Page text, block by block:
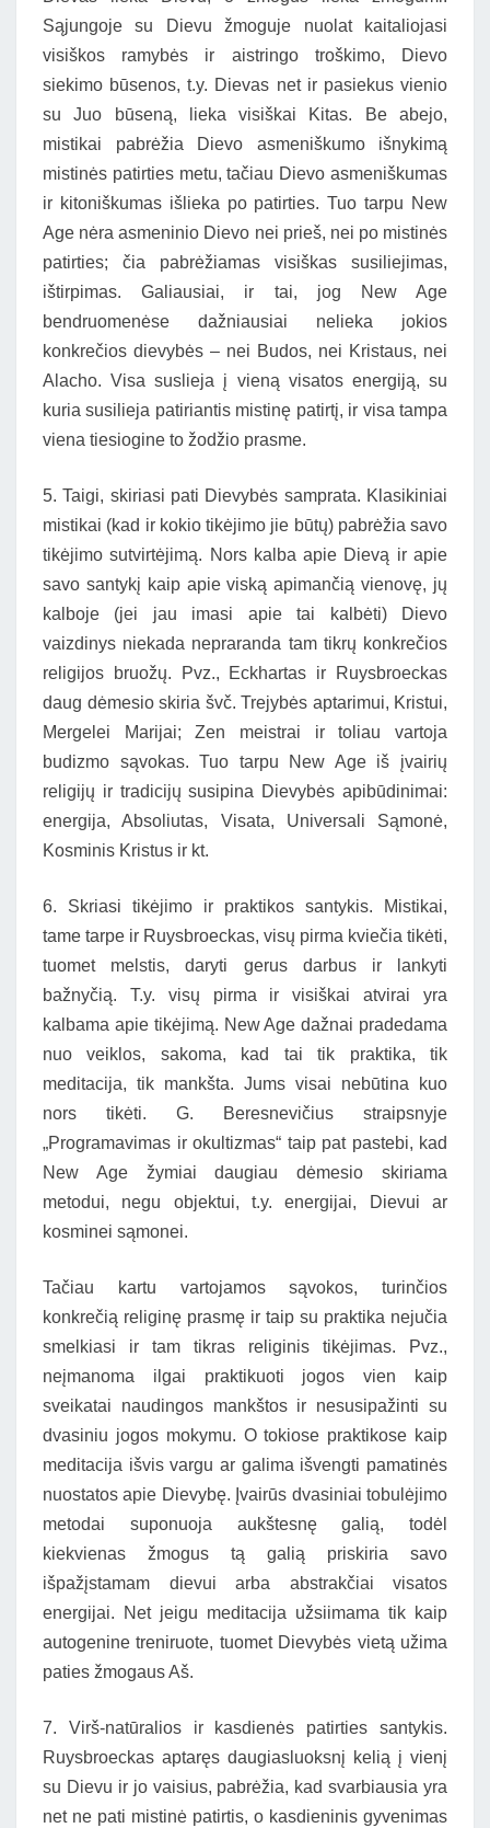
Sąjungoje su Dievu žmoguje nuolat kaitaliojasi
visiškos ramybės ir aistringo troškimo, Dievo
siekimo būsenos, t.y. Dievas net ir pasiekus vienio
su Juo būseną, lieka visiškai Kitas. Be abejo,
mistikai pabrėžia Dievo asmeniškumo išnykimą
mistinės patirties metu, tačiau Dievo asmeniškumas
ir kitoniškumas išlieka po patirties. Tuo tarpu New
Age nėra asmeninio Dievo nei prieš, nei po mistinės
patirties; čia pabrėžiamas visiškas susiliejimas,
ištirpimas. Galiausiai, ir tai, jog New Age
bendruomenėse dažniausiai nelieka jokios
konkrečios dievybės – nei Budos, nei Kristaus, nei
Alacho. Visa suslieja į vieną visatos energiją, su
kuria susilieja patiriantis mistinę patirtį, ir visa tampa
viena tiesiogine to žodžio prasme.
5. Taigi, skiriasi pati Dievybės samprata. Klasikiniai
mistikai (kad ir kokio tikėjimo jie būtų) pabrėžia savo
tikėjimo sutvirtėjimą. Nors kalba apie Dievą ir apie
savo santykį kaip apie viską apimančią vienovę, jų
kalboje (jei jau imasi apie tai kalbėti) Dievo
vaizdinys niekada nepraranda tam tikrų konkrečios
religijos bruožų. Pvz., Eckhartas ir Ruysbroeckas
daug dėmesio skiria švč. Trejybės aptarimui, Kristui,
Mergelei Marijai; Zen meistrai ir toliau vartoja
budizmo sąvokas. Tuo tarpu New Age iš įvairių
religijų ir tradicijų susipina Dievybės apibūdinimai:
energija, Absoliutas, Visata, Universali Sąmonė,
Kosminis Kristus ir kt.
6. Skriasi tikėjimo ir praktikos santykis. Mistikai,
tame tarpe ir Ruysbroeckas, visų pirma kviečia tikėti,
tuomet melstis, daryti gerus darbus ir lankyti
bažnyčią. T.y. visų pirma ir visiškai atvirai yra
kalbama apie tikėjimą. New Age dažnai pradedama
nuo veiklos, sakoma, kad tai tik praktika, tik
meditacija, tik mankšta. Jums visai nebūtina kuo
nors tikėti. G. Beresnevičius straipsnyje
„Programavimas ir okultizmas“ taip pat pastebi, kad
New Age žymiai daugiau dėmesio skiriama
metodui, negu objektui, t.y. energijai, Dievui ar
kosminei sąmonei.
Tačiau kartu vartojamos sąvokos, turinčios
konkrečią religinę prasmę ir taip su praktika nejučia
smelkiasi ir tam tikras religinis tikėjimas. Pvz.,
neįmanoma ilgai praktikuoti jogos vien kaip
sveikatai naudingos mankštos ir nesusipažinti su
dvasiniu jogos mokymu. O tokiose praktikose kaip
meditacija išvis vargu ar galima išvengti pamatinės
nuostatos apie Dievybę. Įvairūs dvasiniai tobulėjimo
metodai suponuoja aukštesnę galią, todėl
kiekvienas žmogus tą galią priskiria savo
išpažįstamam dievui arba abstrakčiai visatos
energijai. Net jeigu meditacija užsiimama tik kaip
autogenine treniruote, tuomet Dievybės vietą užima
paties žmogaus Aš.
7. Virš-natūralios ir kasdienės patirties santykis.
Ruysbroeckas aptaręs daugiasluoksnį kelią į vienį
su Dievu ir jo vaisius, pabrėžia, kad svarbiausia yra
net ne pati mistinė patirtis, o kasdieninis gyvenimas